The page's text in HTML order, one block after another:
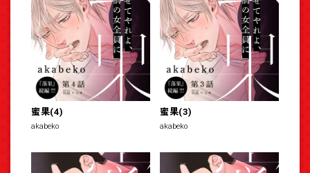
蜜果(4)
akabeko
蜜果(3)
akabeko